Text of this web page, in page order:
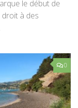
le début de
droit à des
0